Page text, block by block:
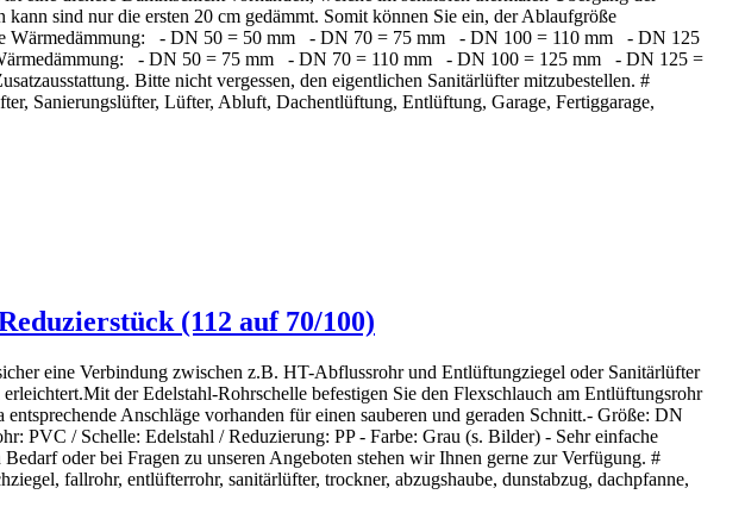
sind nur die ersten 20 cm gedämmt. Somit können Sie ein, der Ablaufgröße
Wärmedämmung: - DN 50 = 50 mm - DN 70 = 75 mm - DN 100 = 110 mm - DN 125
- DN 50 = 75 mm - DN 70 = 110 mm - DN 100 = 125 mm - DN 125 =
Bitte nicht vergessen, den eigentlichen Sanitärlüfter mitzubestellen. #
Sanierungslüfter, Lüfter, Abluft, Dachentlüftung, Entlüftung, Garage, Fertiggarage,
(112 auf 70/100)
eine Verbindung zwischen z.B. HT-Abflussrohr und Entlüftungziegel oder Sanitärlüfter
der Edelstahl-Rohrschelle befestigen Sie den Flexschlauch am Entlüftungsrohr
Anschläge vorhanden für einen sauberen und geraden Schnitt.- Größe: DN
PVC / Schelle: Edelstahl / Reduzierung: PP - Farbe: Grau (s. Bilder) - Sehr einfache
oder bei Fragen zu unseren Angeboten stehen wir Ihnen gerne zur Verfügung. #
fallrohr, entlüfterrohr, sanitärlüfter, trockner, abzugshaube, dunstabzug, dachpfanne,